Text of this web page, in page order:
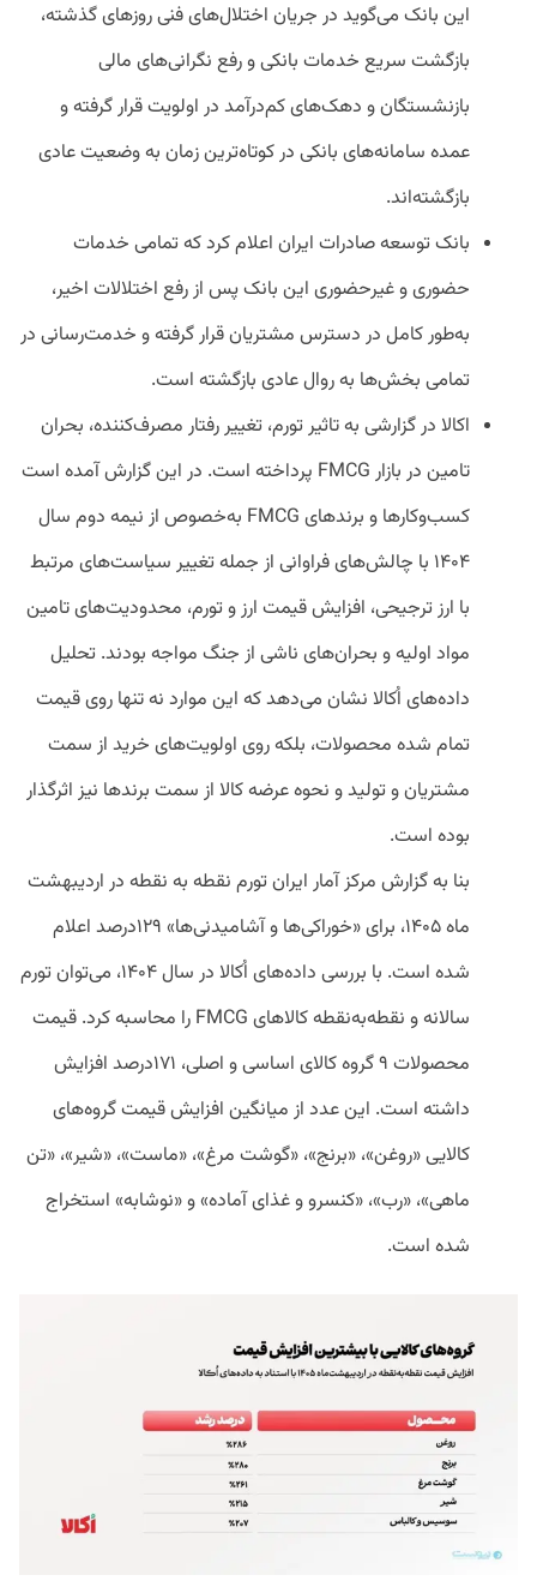
این بانک می‌گوید در جریان اختلال‌های فنی روزهای گذشته،
بازگشت سریع خدمات بانکی و رفع نگرانی‌های مالی
بازنشستگان و دهک‌های کم‌درآمد در اولویت قرار گرفته و
عمده سامانه‌های بانکی در کوتاه‌ترین زمان به وضعیت عادی
بازگشته‌اند.
بانک توسعه صادرات ایران اعلام کرد که تمامی خدمات
حضوری و غیرحضوری این بانک پس از رفع اختلالات اخیر،
به‌طور کامل در دسترس مشتریان قرار گرفته و خدمت‌رسانی در
تمامی بخش‌ها به روال عادی بازگشته است.
اکالا در گزارشی به تاثیر تورم، تغییر رفتار مصرف‌کننده، بحران
تامین در بازار FMCG پرداخته است. در این گزارش آمده است
کسب‌وکارها و برندهای FMCG به‌خصوص از نیمه دوم سال
۱۴۰۴ با چالش‌های فراوانی از جمله تغییر سیاست‌های مرتبط
با ارز ترجیحی، افزایش قیمت ارز و تورم، محدودیت‌های تامین
مواد اولیه و بحران‌های ناشی از جنگ مواجه بودند. تحلیل
داده‌های اُکالا نشان می‌دهد که این موارد نه تنها روی قیمت
تمام شده محصولات، بلکه روی اولویت‌های خرید از سمت
مشتریان و تولید و نحوه عرضه کالا از سمت برندها نیز اثرگذار
بوده است.
بنا به گزارش مرکز آمار ایران تورم نقطه به نقطه در اردیبهشت
ماه ۱۴۰۵، برای «خوراکی‌ها و آشامیدنی‌ها» ۱۲۹درصد اعلام
شده است. با بررسی داده‌های اُکالا در سال ۱۴۰۴، می‌توان تورم
سالانه و نقطه‌به‌نقطه کالاهای FMCG را محاسبه کرد. قیمت
محصولات ۹ گروه‌ کالای اساسی و اصلی، ۱۷۱‌درصد افزایش
داشته است. این عدد از میانگین افزایش قیمت گروه‌های
کالایی «روغن»، «برنج»، «گوشت مرغ»، «ماست»، «شیر»، «تن
ماهی»، «رب»، «کنسرو و غذای آماده» و «نوشابه» استخراج
شده است.